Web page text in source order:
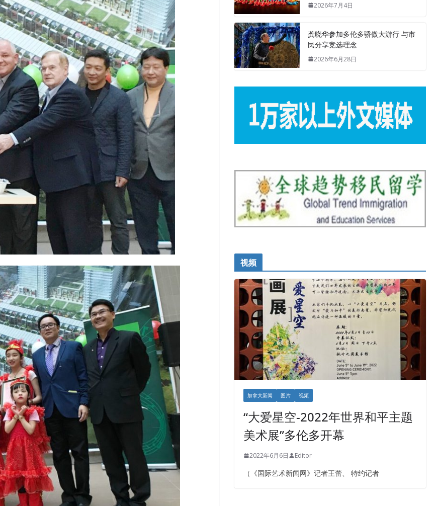
2026年7月4日
龚晓华参加多伦多骄傲大游行 与市
民分享竞选理念
2026年6月28日
视频
加拿大新闻 图片 视频
“大爱星空-2022年世界和平主题
美术展”多伦多开幕
2022年6月6日 Editor
（《国际艺术新闻网》记者王蕾、 特约记者